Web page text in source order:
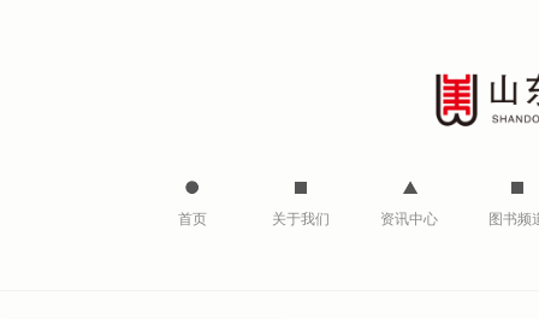
首页 关于我们 资讯中心 图书频